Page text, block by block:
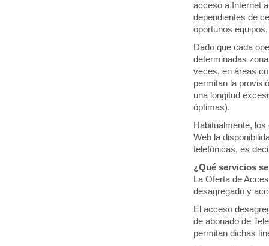
acceso a Internet
dependientes de
oportunos
Dado que cada
determinadas
veces, en áreas
permitan la
una longitud
óptimas).
Habitualmente,
Web la
telefónicas, es
¿Qué servicios
La Oferta de
desagregado y
El acceso
de abonado de
permitan dichas